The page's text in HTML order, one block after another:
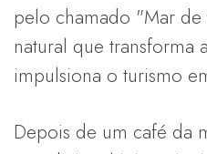
pelo chamado "Mar
natural que transforma
impulsiona o turismo
Depois de um café da